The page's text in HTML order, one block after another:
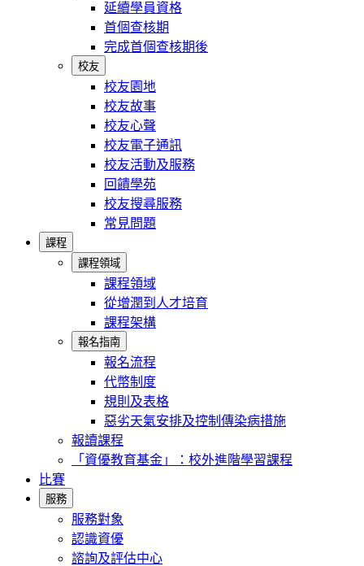
延續學員資格
首個查核期
完成首個查核期後
校友
校友園地
校友故事
校友心聲
校友電子通訊
校友活動及服務
回饋學苑
校友搜尋服務
常見問題
課程
課程領域
課程領域
從增潤到人才培育
課程架構
報名指南
報名流程
代幣制度
規則及表格
惡劣天氣安排及控制傳染病措施
報讀課程
「資優教育基金」：校外進階學習課程
比賽
服務
服務對象
認識資優
諮詢及評估中心